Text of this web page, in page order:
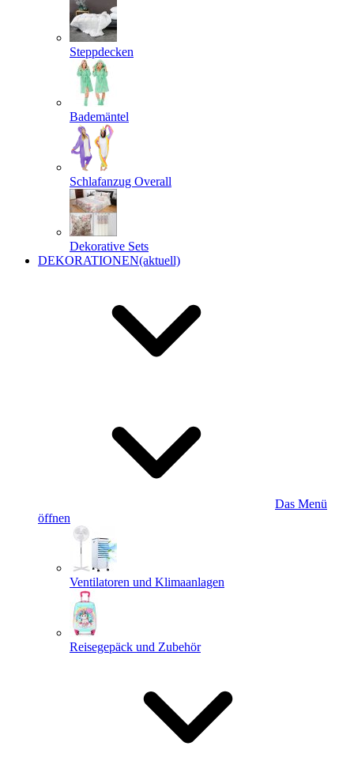
Steppdecken
Bademäntel
Schlafanzug Overall
Dekorative Sets
DEKORATIONEN(aktuell)
Das Menü
öffnen
Ventilatoren und Klimaanlagen
Reisegepäck und Zubehör